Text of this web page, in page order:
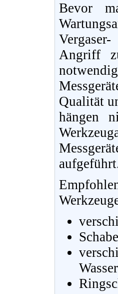
Bevor
Angriff
Qualität
hängen